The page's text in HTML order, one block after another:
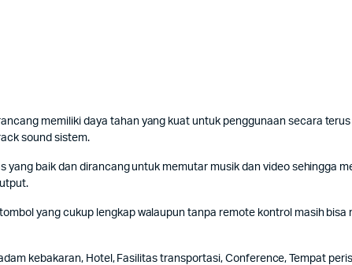
memiliki daya tahan yang kuat untuk penggunaan secara
sound sistem.
yang baik dan dirancang untuk memutar musik dan video sehingga
yang cukup lengkap walaupun tanpa remote kontrol masih
kebakaran, Hotel, Fasilitas transportasi, Conference, Tempat